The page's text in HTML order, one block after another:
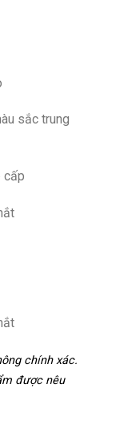
sắc trung
cấp
chính xác.
được nêu